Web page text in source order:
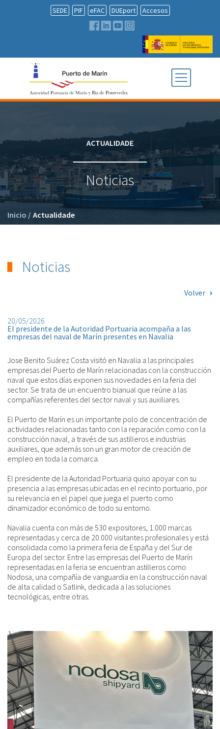
SEDE PIF eFAC DUEport Accesos
ACTUALIDADE
Noticias
Inicio / Actualidade
Noticias
Volver
20/05/2026
El presidente de la Autoridad Portuaria acompaña a las
empresas del naval de Marín presentes en Navalia
Jose Benito Suárez Costa visitó en Navalia a las principales
empresas del Puerto de Marín relacionadas con la construcción
naval que estos días exponen sus novedades en la feria del
sector. Se trata de un encuentro bianual que reúne a las
compañías referentes del sector naval y sus auxiliares.
El Puerto de Marín es un importante polo de concentración de
actividades relacionadas tanto con la reparación como con la
construcción naval, a través de sus astilleros e industrias
auxiliares, que además son un gran motor de creación de
empleo en toda la comarca.
El presidente de la Autoridad Portuaria quiso apoyar con su
presencia a las empresas ubicadas en el recinto portuario, por
su relevancia en el papel que juega el puerto como
dinamizador económico de todo su entorno.
Navalia cuenta con más de 530 expositores, 1.000 marcas
representadas y cerca de 20.000 visitantes profesionales y está
consolidada como la primera feria de España y del Sur de
Europa del sector. Entre las empresas del Puerto de Marín
representadas en la feria se encuentran astilleros como
Nodosa, una compañía de vanguardia en la construcción naval
de alta calidad o Satlink, dedicada a las soluciones